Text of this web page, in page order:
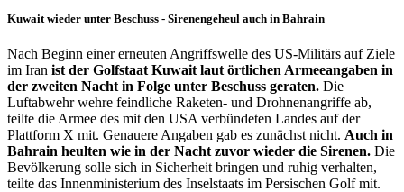
Kuwait wieder unter Beschuss - Sirenengeheul auch in Bahrain
Nach Beginn einer erneuten Angriffswelle des US-Militärs auf Ziele
im Iran ist der Golfstaat Kuwait laut örtlichen Armeeangaben in
der zweiten Nacht in Folge unter Beschuss geraten. Die
Luftabwehr wehre feindliche Raketen- und Drohnenangriffe ab,
teilte die Armee des mit den USA verbündeten Landes auf der
Plattform X mit. Genauere Angaben gab es zunächst nicht. Auch in
Bahrain heulten wie in der Nacht zuvor wieder die Sirenen. Die
Bevölkerung solle sich in Sicherheit bringen und ruhig verhalten,
teilte das Innenministerium des Inselstaats im Persischen Golf mit.